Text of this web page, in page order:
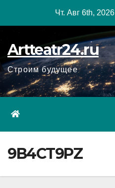
Чт. Авг 6th, 2026
Artteatr24.ru
Строим будущее
9B4CT9PZ